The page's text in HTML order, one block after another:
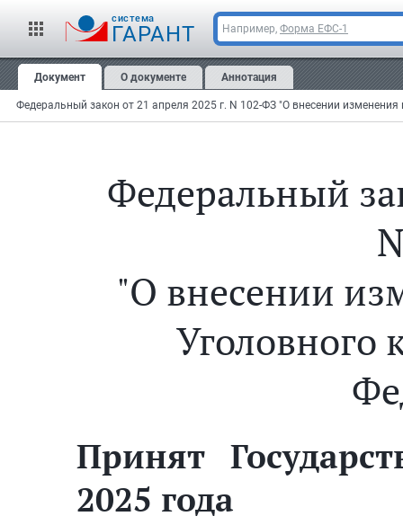
cистема
ГАРАНТ Например, Форма ЕФС-1
Документ О документе Аннотация
Федеральный закон от 21 апреля 2025 г. N 102-ФЗ "О внесении
Федеральный
"О внесении
Уголовного
Принят
2025 года